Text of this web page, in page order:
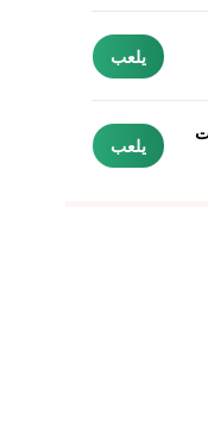
يلعب
يلعب